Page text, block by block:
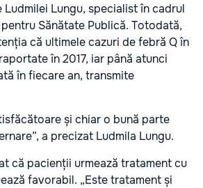
Lungu, specialist în cadrul
Sănătate Publică. Totodată,
că ultimele cazuri de febră Q în
în 2017, iar până atunci
în fiecare an, transmite
și chiar o bună parte
a precizat Ludmila Lungu.
că pacienții urmează tratament cu
favorabil. „Este tratament și